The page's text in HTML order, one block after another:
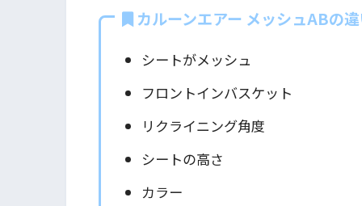
カルーンエアー メッシュABの
シートがメッシュ
フロントインバスケット
リクライニング角度
シートの高さ
カラー